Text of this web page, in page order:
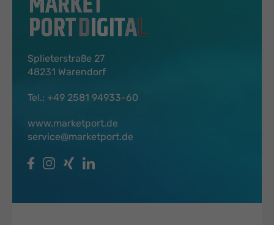
Splieterstraße 27
48231 Warendorf
Tel.: +49 2581 94933-60
www.marketport.de
service@marketport.de